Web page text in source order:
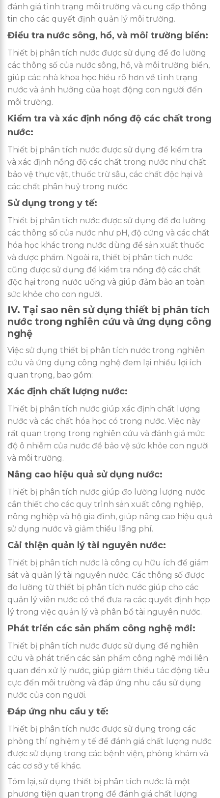
đánh giá tình trạng môi trường và cung cấp thông
tin cho các quyết định quản lý môi trường.
Điều tra nước sông, hồ, và môi trường biển:
Thiết bị phân tích nước được sử dụng để đo lường
các thông số của nước sông, hồ, và môi trường biển,
giúp các nhà khoa học hiểu rõ hơn về tình trạng
nước và ảnh hưởng của hoạt động con người đến
môi trường.
Kiểm tra và xác định nồng độ các chất trong
nước:
Thiết bị phân tích nước được sử dụng để kiểm tra
và xác định nồng độ các chất trong nước như chất
bảo vệ thực vật, thuốc trừ sâu, các chất độc hại và
các chất phân huỷ trong nước.
Sử dụng trong y tế:
Thiết bị phân tích nước được sử dụng để đo lường
các thông số của nước như pH, độ cứng và các chất
hóa học khác trong nước dùng để sản xuất thuốc
và dược phẩm. Ngoài ra, thiết bị phân tích nước
cũng được sử dụng để kiểm tra nồng độ các chất
độc hại trong nước uống và giúp đảm bảo an toàn
sức khỏe cho con người.
IV. Tại sao nên sử dụng thiết bị phân tích
nước trong nghiên cứu và ứng dụng công
nghệ
Việc sử dụng thiết bị phân tích nước trong nghiên
cứu và ứng dụng công nghệ đem lại nhiều lợi ích
quan trọng, bao gồm:
Xác định chất lượng nước:
Thiết bị phân tích nước giúp xác định chất lượng
nước và các chất hóa học có trong nước. Việc này
rất quan trọng trong nghiên cứu và đánh giá mức
độ ô nhiễm của nước để bảo vệ sức khỏe con người
và môi trường.
Nâng cao hiệu quả sử dụng nước:
Thiết bị phân tích nước giúp đo lường lượng nước
cần thiết cho các quy trình sản xuất công nghiệp,
nông nghiệp và hộ gia đình, giúp nâng cao hiệu quả
sử dụng nước và giảm thiểu lãng phí.
Cải thiện quản lý tài nguyên nước:
Thiết bị phân tích nước là công cụ hữu ích để giám
sát và quản lý tài nguyên nước. Các thông số được
đo lường từ thiết bị phân tích nước giúp cho các
quản lý viên nước có thể đưa ra các quyết định hợp
lý trong việc quản lý và phân bổ tài nguyên nước.
Phát triển các sản phẩm công nghệ mới:
Thiết bị phân tích nước được sử dụng để nghiên
cứu và phát triển các sản phẩm công nghệ mới liên
quan đến xử lý nước, giúp giảm thiểu tác động tiêu
cực đến môi trường và đáp ứng nhu cầu sử dụng
nước của con người.
Đáp ứng nhu cầu y tế:
Thiết bị phân tích nước được sử dụng trong các
phòng thí nghiệm y tế để đánh giá chất lượng nước
được sử dụng trong các bệnh viện, phòng khám và
các cơ sở y tế khác.
Tóm lại, sử dụng thiết bị phân tích nước là một
phương tiện quan trọng để đánh giá chất lượng